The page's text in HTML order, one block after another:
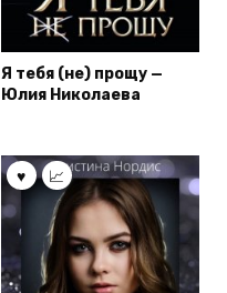
Я тебя (не) прощу —
Юлия Николаева